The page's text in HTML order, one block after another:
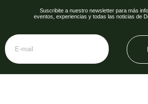
Suscribite a nuestro newsletter para más
eventos, experiencias y todas las noticias de